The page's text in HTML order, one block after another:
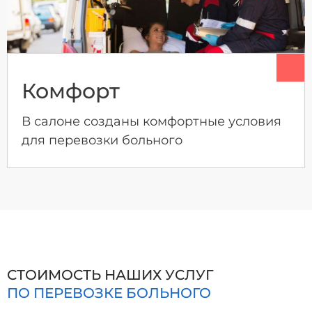
Комфорт
В салоне созданы комфортные условия
для перевозки больного
СТОИМОСТЬ НАШИХ УСЛУГ
ПО ПЕРЕВОЗКЕ БОЛЬНОГО